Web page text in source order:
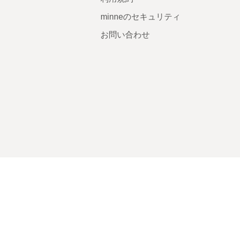
minneのセキュリティ
お問い合わせ